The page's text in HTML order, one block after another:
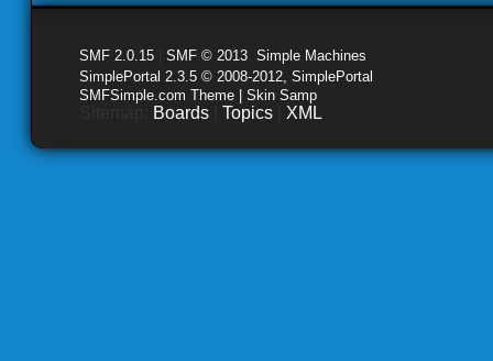
SMF 2.0.15 SMF © 2013 Simple Machines
SimplePortal 2.3.5 © 2008-2012, SimplePortal
SMFSimple.com Theme | Skin Samp
Boards Topics XML